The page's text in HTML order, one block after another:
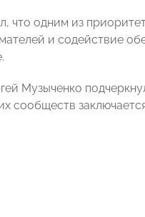
что одним из
и содействие
Музыченко
сообществ